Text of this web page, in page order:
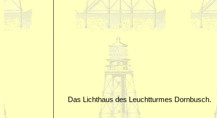
Das Lichthaus des Leuchtturmes Dornbusch.